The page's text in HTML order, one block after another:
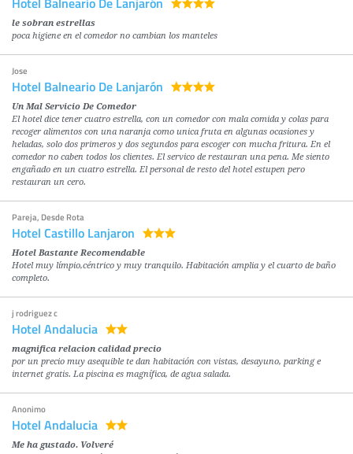
le sobran estrellas
poca higiene en el comedor no cambian los manteles
Jose
Hotel Balneario De Lanjarón
Un Mal Servicio De Comedor
El hotel dice tener cuatro estrella, con un comedor con mala comida y colas para
recoger alimentos con una naranja como unica fruta en algunas ocasiones y
heladas, solo dos primeros y dos segundos para escoger con mucha fritura. En el
comedor no caben todos los clientes. El servico de restauran una pena. Me siento
engañado en un cuatro estrella. El personal de resto del hotel estupen pero
restauran un cero.
Pareja, Desde Rota
Hotel Castillo Lanjaron
Hotel Bastante Recomendable
Hotel muy límpio,céntrico y muy tranquilo. Habitación amplia y el cuarto de baño
completo.
j rodriguez c
Hotel Andalucia
magnifica relacion calidad precio
por un precio muy asequible te dan habitación con vistas, desayuno, parking e
internet gratis. La piscina es magnífica, de agua salada.
Anonimo
Hotel Andalucia
Me ha gustado. Volveré